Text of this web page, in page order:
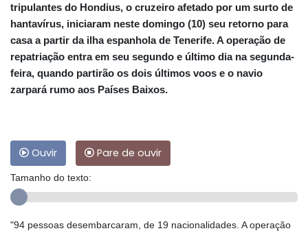
tripulantes do Hondius, o cruzeiro afetado por um surto de
hantavírus, iniciaram neste domingo (10) seu retorno para
casa a partir da ilha espanhola de Tenerife. A operação de
repatriação entra em seu segundo e último dia na segunda-
feira, quando partirão os dois últimos voos e o navio
zarpará rumo aos Países Baixos.
Ouvir Pare de ouvir
Tamanho do texto:
"94 pessoas desembarcaram, de 19 nacionalidades. A operação